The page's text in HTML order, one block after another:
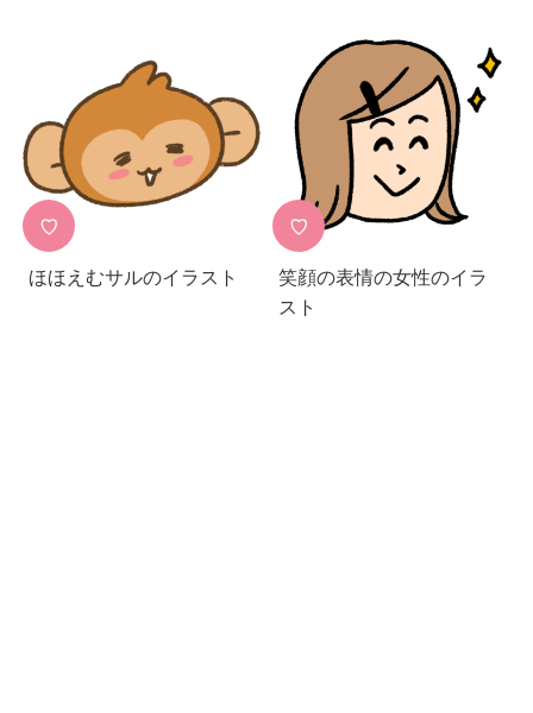
♡
ほほえむサルのイラスト
♡
笑顔の表情の女性のイラ
スト